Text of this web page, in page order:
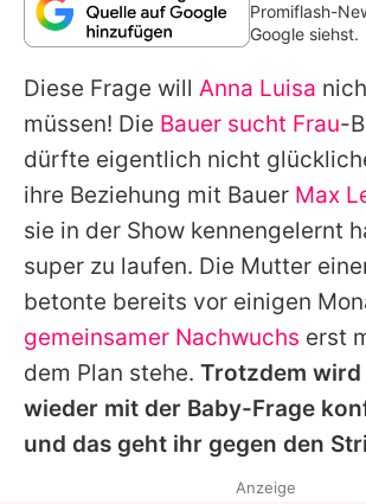
Team
Redaktionelle
Impressum
Datenschutzerklärung
Utiq verwalten
Promiflash-
Google siehst.
Diese Frage will Anna Luisa
müssen! Die Bauer sucht Frau-
dürfte eigentlich nicht
ihre Beziehung mit Bauer Max
sie in der Show kennengelernt
super zu laufen. Die Mutter
betonte bereits vor einigen
gemeinsamer Nachwuchs erst
dem Plan stehe. Trotzdem wird
wieder mit der Baby-Frage
und das geht ihr gegen den
Anzeige